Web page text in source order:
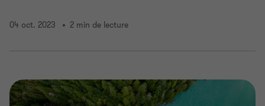
04 oct. 2023 2 min de lecture